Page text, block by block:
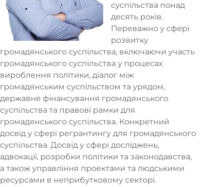
суспільства понад
десять років.
Переважно у сфері
розвитку
громадянського суспільства, включаючи участь
громадянського суспільства у процесах
вироблення політики, діалог між
громадянським суспільством та урядом,
державне фінансування громадянського
суспільства та правові рамки для
громадянського суспільства. Конкретний
досвід у сфері регрантингу для громадянського
суспільства. Досвід у сфері досліджень,
адвокації, розробки політики та законодавства,
а також управління проектами та людськими
ресурсами в неприбутковому секторі.